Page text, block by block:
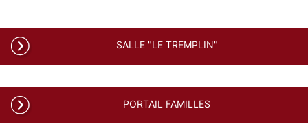
SALLE "LE TREMPLIN"
PORTAIL FAMILLES